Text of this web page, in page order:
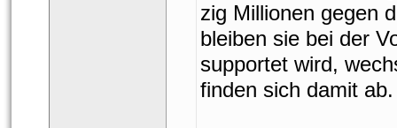
zig Millionen gegen
bleiben sie bei der
upportet wird,
finden sich damit ab.